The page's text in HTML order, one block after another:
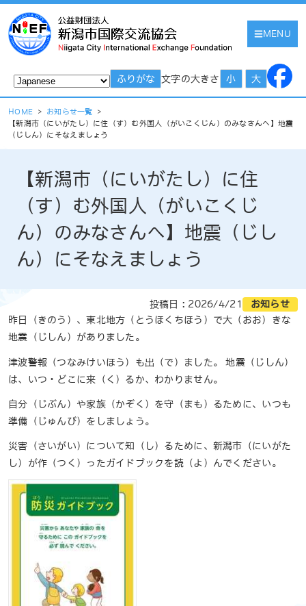
MENU
ふりがな 文字の大きさ 小 大
HOME > お知らせ一覧
>
【新潟市（にいがたし）に住（す）む外国人（がいこくじん）のみなさんへ】地震
（じしん）にそなえましょう
【新潟市（にいがたし）に住
（す）む外国人（がいこくじ
ん）のみなさんへ】地震（じし
ん）にそなえましょう
投稿日 : 2026/4/21
お知らせ
昨日（きのう）、東北地方（とうほくちほう）で大（おお）きな
地震（じしん）がありました。
津波警報（つなみけいほう）も出（で）ました。地震（じしん）
は、いつ・どこに来（く）るか、わかりません。
自分（じぶん）や家族（かぞく）を守（まも）るために、いつも
準備（じゅんび）をしましょう。
災害（さいがい）について知（し）るために、新潟市（にいがた
し）が作（つく）ったガイドブックを読（よ）んでください。